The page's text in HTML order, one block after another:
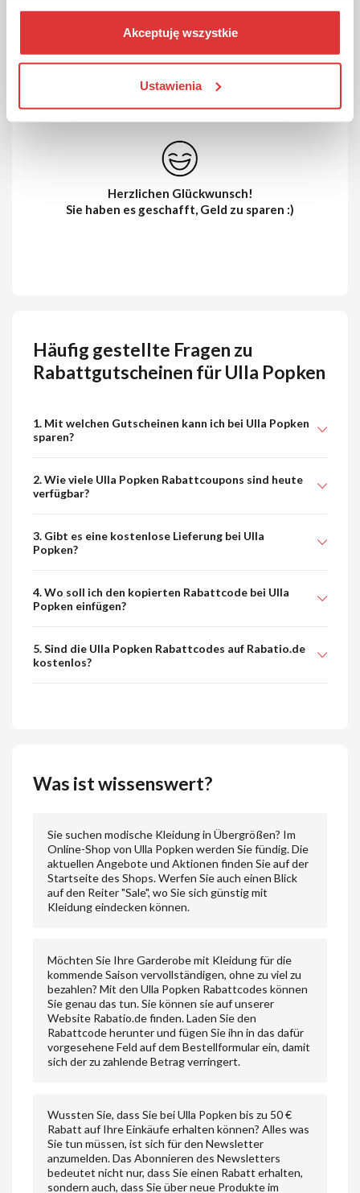
Akceptuję wszystkie
Ustawienia
Fügen Sie den Code in den Einkaufskorb des
Shops Ihrer Wahl ein.
Herzlichen Glückwunsch!
Sie haben es geschafft, Geld zu sparen :)
Häufig gestellte Fragen zu
Rabattgutscheinen für Ulla Popken
1. Mit welchen Gutscheinen kann ich bei Ulla Popken
sparen?
2. Wie viele Ulla Popken Rabattcoupons sind heute
verfügbar?
3. Gibt es eine kostenlose Lieferung bei Ulla
Popken?
4. Wo soll ich den kopierten Rabattcode bei Ulla
Popken einfügen?
5. Sind die Ulla Popken Rabattcodes auf Rabatio.de
kostenlos?
Was ist wissenswert?
Sie suchen modische Kleidung in Übergrößen? Im
Online-Shop von Ulla Popken werden Sie fündig. Die
aktuellen Angebote und Aktionen finden Sie auf der
Startseite des Shops. Werfen Sie auch einen Blick
auf den Reiter "Sale", wo Sie sich günstig mit
Kleidung eindecken können.
Möchten Sie Ihre Garderobe mit Kleidung für die
kommende Saison vervollständigen, ohne zu viel zu
bezahlen? Mit den Ulla Popken Rabattcodes können
Sie genau das tun. Sie können sie auf unserer
Website Rabatio.de finden. Laden Sie den
Rabattcode herunter und fügen Sie ihn in das dafür
vorgesehene Feld auf dem Bestellformular ein, damit
sich der zu zahlende Betrag verringert.
Wussten Sie, dass Sie bei Ulla Popken bis zu 50 €
Rabatt auf Ihre Einkäufe erhalten können? Alles was
Sie tun müssen, ist sich für den Newsletter
anzumelden. Das Abonnieren des Newsletters
bedeutet nicht nur, dass Sie einen Rabatt erhalten,
sondern auch, dass Sie über neue Produkte im